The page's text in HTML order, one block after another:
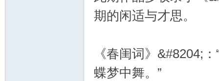
期的闲适与才思。
《春闺词》&#8204;
蝶梦中舞。”